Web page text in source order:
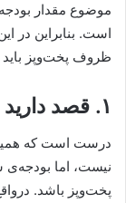
موضوع مقدار
ظروف پخت‌وپز باید
۱. قصد دارید چقدر هزینه کنید؟
درست است که
نیست، اما
پخت‌وپز باشد.